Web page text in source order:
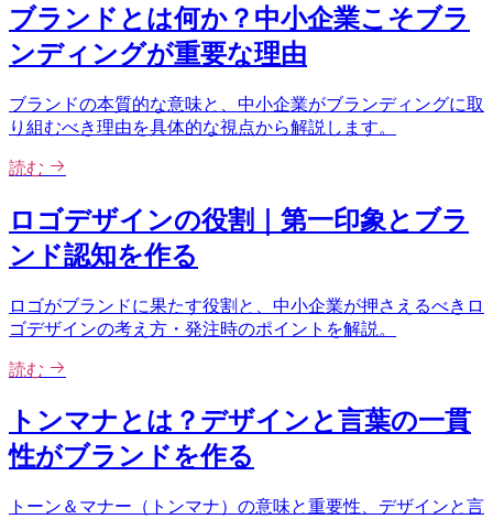
ブランドとは何か？中小企業こそブラ
ンディングが重要な理由
ブランドの本質的な意味と、中小企業がブランディングに取
り組むべき理由を具体的な視点から解説します。
読む
ロゴデザインの役割｜第一印象とブラ
ンド認知を作る
ロゴがブランドに果たす役割と、中小企業が押さえるべきロ
ゴデザインの考え方・発注時のポイントを解説。
読む
トンマナとは？デザインと言葉の一貫
性がブランドを作る
トーン＆マナー（トンマナ）の意味と重要性、デザインと言